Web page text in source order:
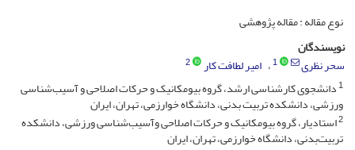
نوع مقاله : مقاله پژوهشی
نویسندگان
سحر نظری
1 امیر لطافت کار
2
1دانشجوی کارشناسی ارشد، گروه بیومکانیک و حرکات اصلاحی و آسیب‌شناسی
ورزشی، دانشکده تربیت ‌بدنی، دانشگاه خوارزمی، تهران، ایران
2استادیار، گروه بیومکانیک و حرکات اصلاحی وآسیب‌شناسی ورزشی، دانشکده
تربیت‌بدنی، دانشگاه خوارزمی، تهران، ایران